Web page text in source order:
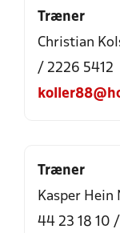
Træner
Christian
/ 2226 5412
Træner
Kasper Hein
44 23 18 10